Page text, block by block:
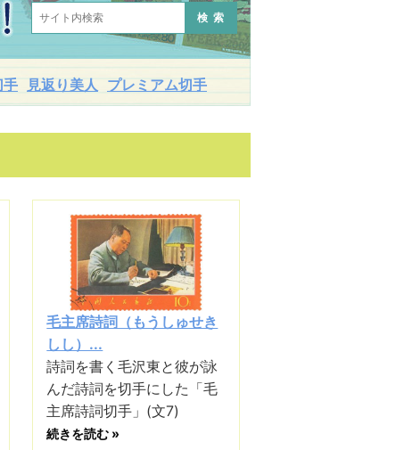
検索
見返り美人 プレミアム切手
毛主席詩詞（もうしゅせき
しし）...
詩詞を書く毛沢東と彼が詠
んだ詩詞を切手にした「毛
主席詩詞切手」(文7)
続きを読む »